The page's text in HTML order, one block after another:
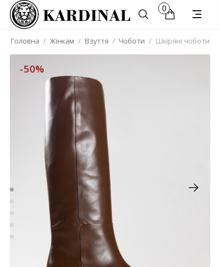
0
Головна / Жінкам / Взуття / Чоботи / Шкіряні чоботи
-50%